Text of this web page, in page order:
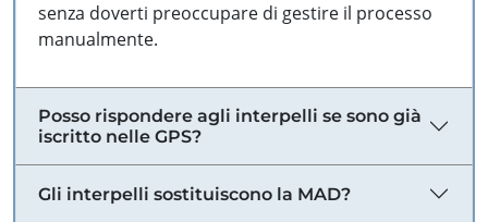
senza doverti preoccupare di gestire il processo
manualmente.
Posso rispondere agli interpelli se sono già
iscritto nelle GPS?
Gli interpelli sostituiscono la MAD?